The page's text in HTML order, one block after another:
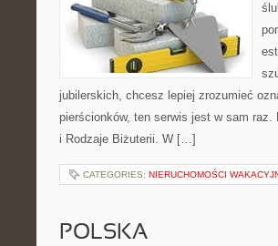
jubilerskich, chcesz lepiej zrozumieć
pierścionków, ten serwis jest w sam
i Rodzaje Biżuterii. W […]
CATEGORIES: NIERUCHOMOŚCI
POLSKA